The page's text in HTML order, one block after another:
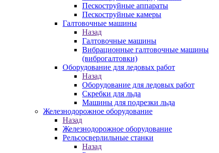
Пескоструйные аппараты
Пескоструйные камеры
Галтовочные машины
Назад
Галтовочные машины
Вибрационные галтовочные машины
(виброгалтовки)
Оборудование для ледовых работ
Назад
Оборудование для ледовых работ
Скребки для льда
Машины для подрезки льда
Железнодорожное оборудование
Назад
Железнодорожное оборудование
Рельсосверлильные станки
Назад